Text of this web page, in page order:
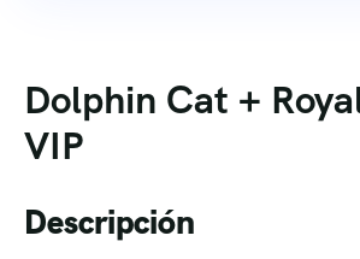
Dolphin Cat +
VIP
Descripción